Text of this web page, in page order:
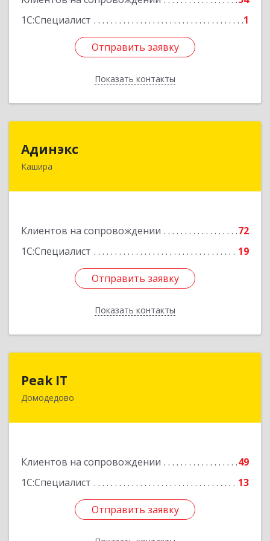
1С:Специалист
1
Отправить заявку
Показать контакты
Отправить заявку
Назад
Адинэкс
Кашира
Клиентов на сопровождении
72
1С:Специалист
19
Отправить заявку
Показать контакты
142900, Московская обл, г.о. Кашира, Кашира г,
Отправить заявку
Назад
Peak IT
Домодедово
Клиентов на сопровождении
49
1С:Специалист
13
Отправить заявку
142073, Московская обл, Домодедово г,
Отправить заявку